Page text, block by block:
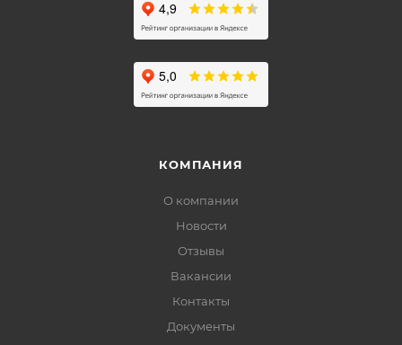
КОМПАНИЯ
О компании
Новости
Отзывы
Вакансии
Контакты
Документы